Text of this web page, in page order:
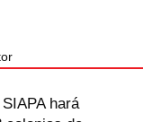
hará